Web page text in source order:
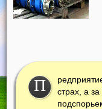
П
страх, а